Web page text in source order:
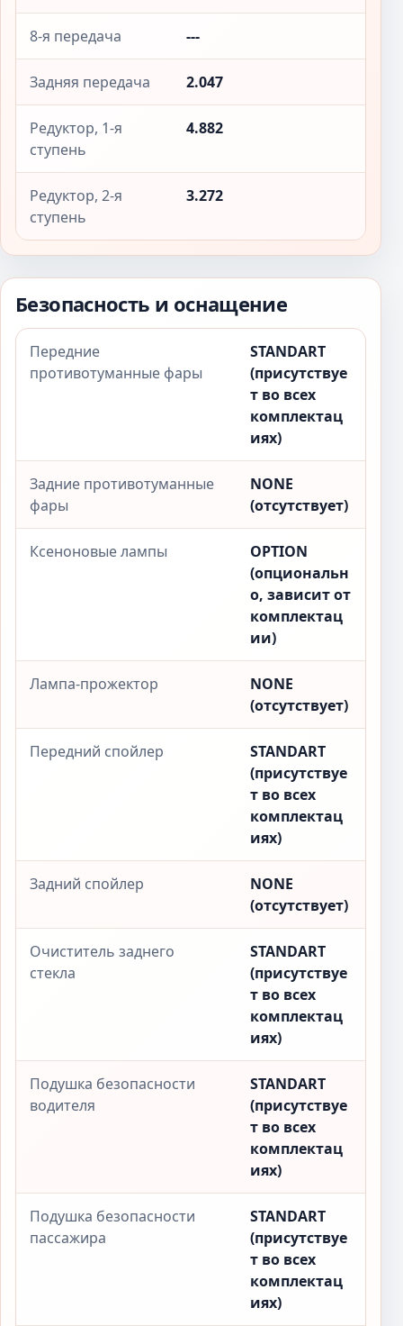
8-я передача ---
Задняя передача 2.047
Редуктор, 1-я
ступень
4.882
Редуктор, 2-я
ступень
3.272
Безопасность и оснащение
Передние
противотуманные фары
STANDART
(присутствуе
т во всех
комплектац
иях)
Задние противотуманные
фары
NONE
(отсутствует)
Ксеноновые лампы
OPTION
(опциональн
о, зависит от
комплектац
ии)
Лампа-прожектор
NONE
(отсутствует)
Передний спойлер
STANDART
(присутствуе
т во всех
комплектац
иях)
Задний спойлер
NONE
(отсутствует)
Очиститель заднего
стекла
STANDART
(присутствуе
т во всех
комплектац
иях)
Подушка безопасности
водителя
STANDART
(присутствуе
т во всех
комплектац
иях)
Подушка безопасности
пассажира
STANDART
(присутствуе
т во всех
комплектац
иях)